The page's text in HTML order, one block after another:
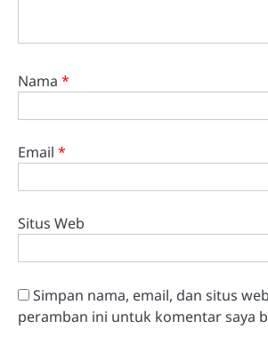
Nama *
Email *
Situs Web
Simpan nama, email, dan situs
peramban ini untuk komentar saya